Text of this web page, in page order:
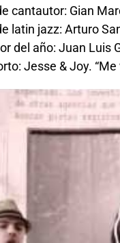
cantautor: Gian
latin jazz: Arturo
del año: Juan Luis
Jesse & Joy. “Me